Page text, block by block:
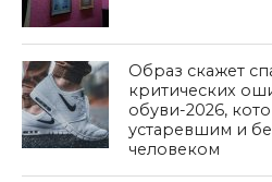
Образ скажет
критических
обуви-2026,
устаревшим и
человеком